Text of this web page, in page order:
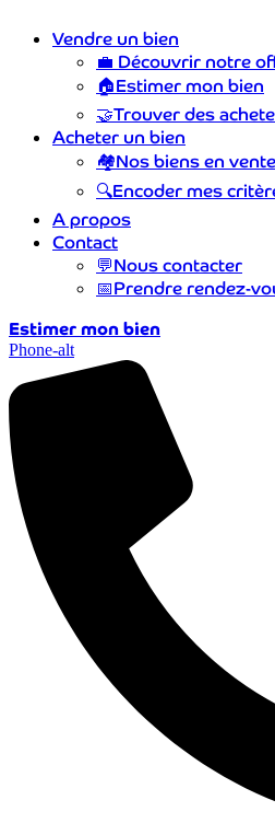
Vendre un bien
💼 Découvrir notre
🏠Estimer mon bien
🤝Trouver des
Acheter un bien
🏘️Nos biens en vente
🔍Encoder mes
A propos
Contact
💬Nous contacter
📅Prendre rendez-
Estimer mon bien
Phone-alt